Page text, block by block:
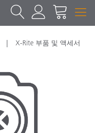
X-Rite 부품 및 액세서